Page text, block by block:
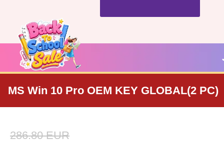
MS Win 10 Pro OEM KEY GLOBAL(2 PC)
286.80 EUR